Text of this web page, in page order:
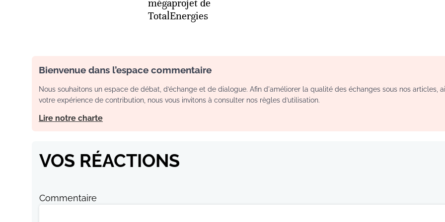
mégaprojet de
TotalEnergies
Bienvenue dans l’espace commentaire
Nous souhaitons un espace de débat, d’échange et de dialogue. Afin d'améliorer la qualité des échanges sous nos articles,
votre expérience de contribution, nous vous invitons à consulter nos règles d’utilisation.
Lire notre charte
VOS RÉACTIONS
Commentaire